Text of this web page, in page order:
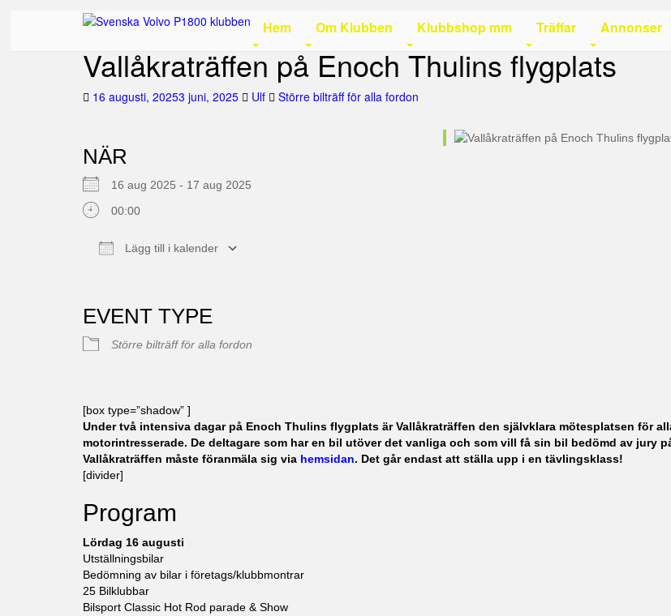
Hem Om Klubben Klubbshop mm Träffar Annonser
Vallåkraträffen på Enoch Thulins flygplats
16 augusti, 20253 juni, 2025 Ulf Större bilträff för alla fordon
NÄR
16 aug 2025 - 17 aug 2025
00:00
Lägg till i kalender
EVENT TYPE
Större bilträff för alla fordon
[box type=”shadow” ]
Under två intensiva dagar på Enoch Thulins flygplats är Vallåkraträffen den självklara mötesplatsen för
motorintresserade. De deltagare som har en bil utöver det vanliga och som vill få sin bil bedömd av jury
Vallåkraträffen måste föranmäla sig via hemsidan. Det går endast att ställa upp i en tävlingsklass!
[divider]
Program
Lördag 16 augusti
Utställningsbilar
Bedömning av bilar i företags/klubbmontrar
25 Bilklubbar
Bilsport Classic Hot Rod parade & Show